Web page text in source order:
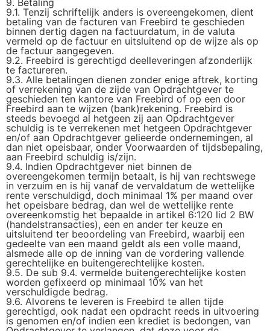
9.1. Tenzij schriftelijk anders is overeengekomen, dient
betaling van de facturen van Freebird te geschieden
binnen dertig dagen na factuurdatum, in de valuta
vermeld op de factuur en uitsluitend op de wijze als op
de factuur aangegeven.
9.2. Freebird is gerechtigd deelleveringen afzonderlijk
te factureren.
9.3. Alle betalingen dienen zonder enige aftrek, korting
of verrekening van de zijde van Opdrachtgever te
geschieden ten kantore van Freebird of op een door
Freebird aan te wijzen (bank)rekening. Freebird is
steeds bevoegd al hetgeen zij aan Opdrachtgever
schuldig is te verrekenen met hetgeen Opdrachtgever
en/of aan Opdrachtgever gelieerde ondernemingen, al
dan niet opeisbaar, onder Voorwaarden of tijdsbepaling,
aan Freebird schuldig is/zijn.
9.4. Indien Opdrachtgever niet binnen de
overeengekomen termijn betaalt, is hij van rechtswege
in verzuim en is hij vanaf de vervaldatum de wettelijke
rente verschuldigd, doch minimaal 1% per maand over
het opeisbare bedrag, dan wel de wettelijke rente
overeenkomstig het bepaalde in artikel 6:120 lid 2 BW
(handelstransacties), een en ander ter keuze en
uitsluitend ter beoordeling van Freebird, waarbij een
gedeelte van een maand geldt als een volle maand,
alsmede alle op de inning van de vordering vallende
gerechtelijke en buitengerechtelijke kosten.
9.5. De sub 9.4. vermelde buitengerechtelijke kosten
worden gefixeerd op minimaal 10% van het
verschuldigde bedrag.
9.6. Alvorens te leveren is Freebird te allen tijde
gerechtigd, ook nadat een opdracht reeds in uitvoering
is genomen en/of indien een krediet is bedongen, van